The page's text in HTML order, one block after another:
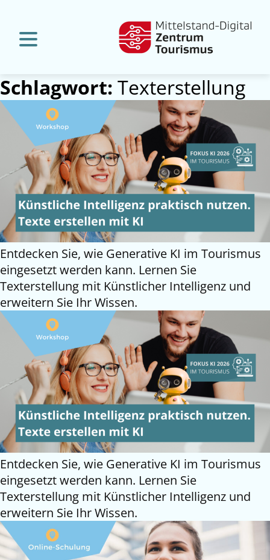
Schlagwort: Texterstellung
Entdecken Sie, wie Generative KI im Tourismus
eingesetzt werden kann. Lernen Sie
Texterstellung mit Künstlicher Intelligenz und
erweitern Sie Ihr Wissen.
Entdecken Sie, wie Generative KI im Tourismus
eingesetzt werden kann. Lernen Sie
Texterstellung mit Künstlicher Intelligenz und
erweitern Sie Ihr Wissen.